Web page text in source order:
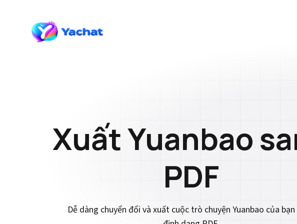
Xuất Yuanbao
PDF
Dễ dàng chuyển đổi và xuất cuộc trò chuyện Yuanbao của